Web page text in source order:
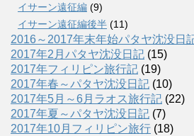
イサーン遠征編 (9)
イサーン遠征編後半 (11)
2016～2017年末年始パタヤ沈没日
2017年2月パタヤ沈没日記 (15)
2017年フィリピン旅行記 (19)
2017年春～パタヤ沈没日記 (10)
2017年5月～6月ラオス旅行記 (22)
2017年夏～パタヤ沈没日記 (7)
2017年10月フィリピン旅行 (18)